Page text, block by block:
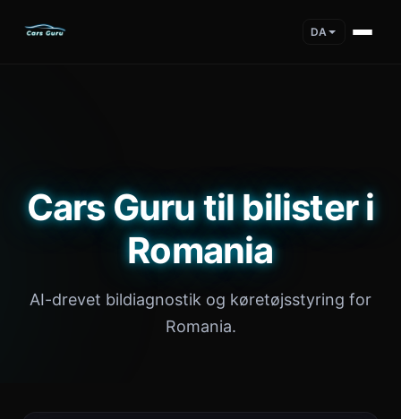
DA
Cars Guru til bilister i
Romania
AI-drevet bildiagnostik og køretøjsstyring for
Romania.